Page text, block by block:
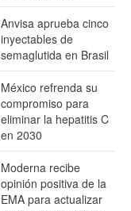
Anvisa aprueba cinco
inyectables de
semaglutida en Brasil
México refrenda su
compromiso para
eliminar la hepatitis C
en 2030
Moderna recibe
opinión positiva de la
EMA para actualizar